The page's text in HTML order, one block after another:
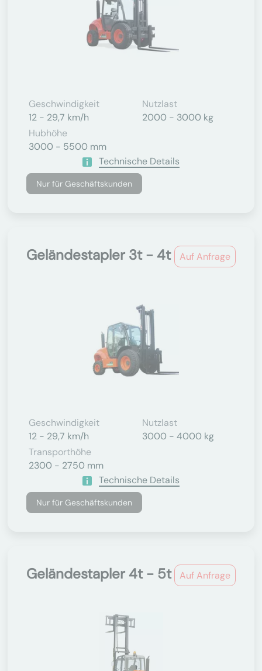
Geschwindigkeit
12 - 29,7 km/h
Nutzlast
2000 - 3000 kg
Hubhöhe
3000 - 5500 mm
Technische Details
Nur für Geschäftskunden
Auf Anfrage
Geländestapler 3t - 4t
Geschwindigkeit
12 - 29,7 km/h
Nutzlast
3000 - 4000 kg
Transporthöhe
2300 - 2750 mm
Technische Details
Nur für Geschäftskunden
Auf Anfrage
Geländestapler 4t - 5t